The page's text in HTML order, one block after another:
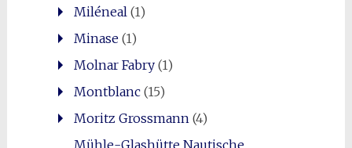
Miléneal (1)
Minase(1)
Molnar Fabry(1)
Montblanc(15)
Moritz Grossmann (4)
Mühle-Glashütte Nautische